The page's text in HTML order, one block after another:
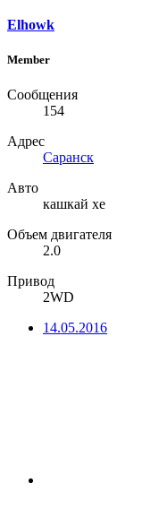
Elhowk
Member
Сообщения
154
Адрес
Саранск
Авто
кашкай xe
Объем двигателя
2.0
Привод
2WD
14.05.2016